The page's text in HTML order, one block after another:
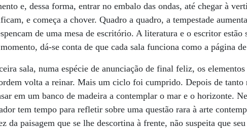
e, dessa forma, entrar no embalo das ondas, até chegar à
e começa a chover. Quadro a quadro, a tempestade
de uma mesa de escritório. A literatura e o escritor estão
dá-se conta de que cada sala funciona como a página
sala, numa espécie de anunciação de final feliz, os
volta a reinar. Mais um ciclo foi cumprido. Depois de
em um banco de madeira a contemplar o mar e o horizonte.
tem tempo para refletir sobre uma questão rara à arte
da paisagem que se lhe descortina à frente, não suspeita que